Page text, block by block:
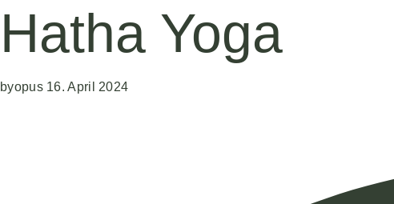
Hatha Yoga
byopus 16. April 2024